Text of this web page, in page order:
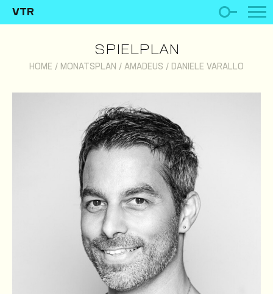
VTR
SPIELPLAN
HOME / MONATSPLAN / AMADEUS / DANIELE VARALLO